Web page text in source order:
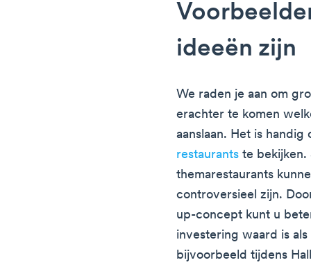
ideeën zijn
We raden je aan om
erachter te komen
aanslaan. Het is handig
restaurants te bekijken.
themarestaurants
controversieel zijn.
up-concept kunt u
investering waard is
bijvoorbeeld tijdens